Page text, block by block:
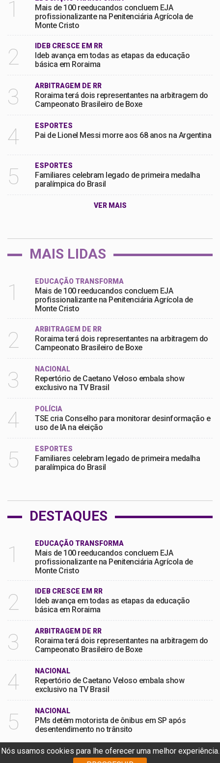
Nós usamos cookies para lhe oferecer uma melhor experiência.
1
Mais de 100 reeducandos concluem EJA
profissionalizante na Penitenciária Agrícola de
Monte Cristo
2 IDEB CRESCE EM RR
Ideb avança em todas as etapas da educação
básica em Roraima
3 ARBITRAGEM DE RR
Roraima terá dois representantes na arbitragem do
Campeonato Brasileiro de Boxe
4 ESPORTES
Pai de Lionel Messi morre aos 68 anos na Argentina
5 ESPORTES
Familiares celebram legado de primeira medalha
paralímpica do Brasil
VER MAIS
MAIS LIDAS
1 EDUCAÇÃO TRANSFORMA
Mais de 100 reeducandos concluem EJA
profissionalizante na Penitenciária Agrícola de
Monte Cristo
2 ARBITRAGEM DE RR
Roraima terá dois representantes na arbitragem do
Campeonato Brasileiro de Boxe
3 NACIONAL
Repertório de Caetano Veloso embala show
exclusivo na TV Brasil
4 POLÍCIA
TSE cria Conselho para monitorar desinformação e
uso de IA na eleição
5 ESPORTES
Familiares celebram legado de primeira medalha
paralímpica do Brasil
DESTAQUES
1 EDUCAÇÃO TRANSFORMA
Mais de 100 reeducandos concluem EJA
profissionalizante na Penitenciária Agrícola de
Monte Cristo
2 IDEB CRESCE EM RR
Ideb avança em todas as etapas da educação
básica em Roraima
3 ARBITRAGEM DE RR
Roraima terá dois representantes na arbitragem do
Campeonato Brasileiro de Boxe
4 NACIONAL
Repertório de Caetano Veloso embala show
exclusivo na TV Brasil
5 NACIONAL
PMs detêm motorista de ônibus em SP após
desentendimento no trânsito